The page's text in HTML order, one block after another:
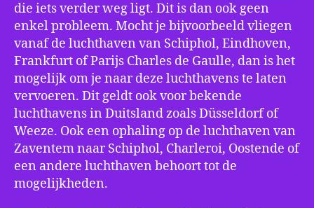
die iets verder weg ligt. Dit is dan ook geen
enkel probleem. Mocht je bijvoorbeeld vliegen
vanaf de luchthaven van Schiphol, Eindhoven,
Frankfurt of Parijs Charles de Gaulle, dan is het
mogelijk om je naar deze luchthavens te laten
vervoeren. Dit geldt ook voor bekende
luchthavens in Duitsland zoals Düsseldorf of
Weeze. Ook een ophaling op de luchthaven van
Zaventem naar Schiphol, Charleroi, Oostende of
een andere luchthaven behoort tot de
mogelijkheden.